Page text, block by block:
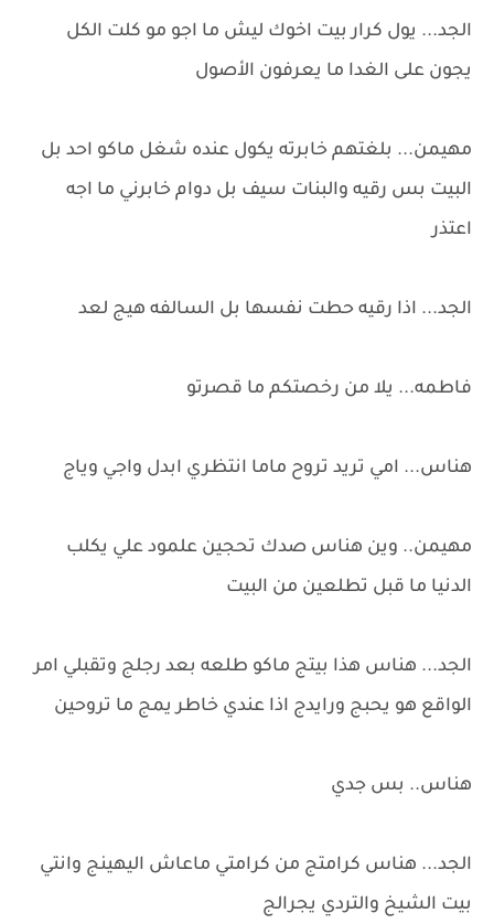
الجد... يول كرار بيت اخوك ليش ما اجو مو كلت الكل
يجون على الغدا ما يعرفون الأصول
مهيمن... بلغتهم خابرته يكول عنده شغل ماكو احد بل
البيت بس رقيه والبنات سيف بل دوام خابرني ما اجه
اعتذر
الجد... اذا رقيه حطت نفسها بل السالفه هيج لعد
فاطمه... يلا من رخصتكم ما قصرتو
هناس... امي تريد تروح ماما انتظري ابدل واجي وياج
مهيمن.. وين هناس صدك تحجين علمود علي يكلب
الدنيا ما قبل تطلعين من البيت
الجد... هناس هذا بيتج ماكو طلعه بعد رجلج وتقبلي امر
الواقع هو يحبج ورايدج اذا عندي خاطر يمج ما تروحين
هناس.. بس جدي
الجد... هناس كرامتج من كرامتي ماعاش اليهينج وانتي
بيت الشيخ والتردي يجرالج